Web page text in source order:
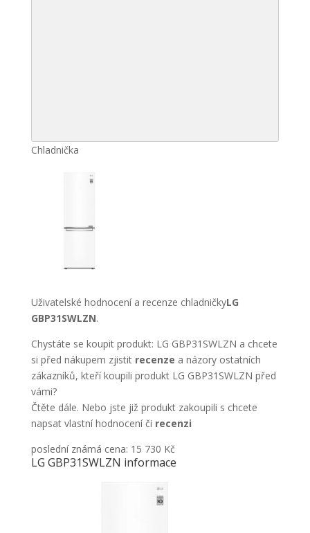
Chladnička
Uživatelské hodnocení a recenze chladničkyLG
GBP31SWLZN.
Chystáte se koupit produkt: LG GBP31SWLZN a chcete
si před nákupem zjistit recenze a názory ostatních
zákazníků, kteří koupili produkt LG GBP31SWLZN před
vámi?
Čtěte dále. Nebo jste již produkt zakoupili s chcete
napsat vlastní hodnocení či recenzi
poslední známá cena: 15 730 Kč
LG GBP31SWLZN informace